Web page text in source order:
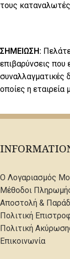
τους
ΣΗΜΕΙΩΣΗ:
επιβαρύνσεις που
συναλλαγματικές
οποίες η εταιρεία
Ο Λογαριασμός
Μέθοδοι
Αποστολή &
Πολιτική
Πολιτική
Επικοινωνία